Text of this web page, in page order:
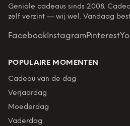
Geniale cadeaus sinds 2008.
zelf verzint — wij wel. Vandaag
Facebook InstagramPinterest
POPULAIRE MOMENTEN
Cadeau van de dag
Verjaardag
Moederdag
Vaderdag